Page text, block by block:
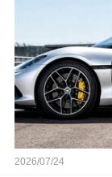
2026/07/24